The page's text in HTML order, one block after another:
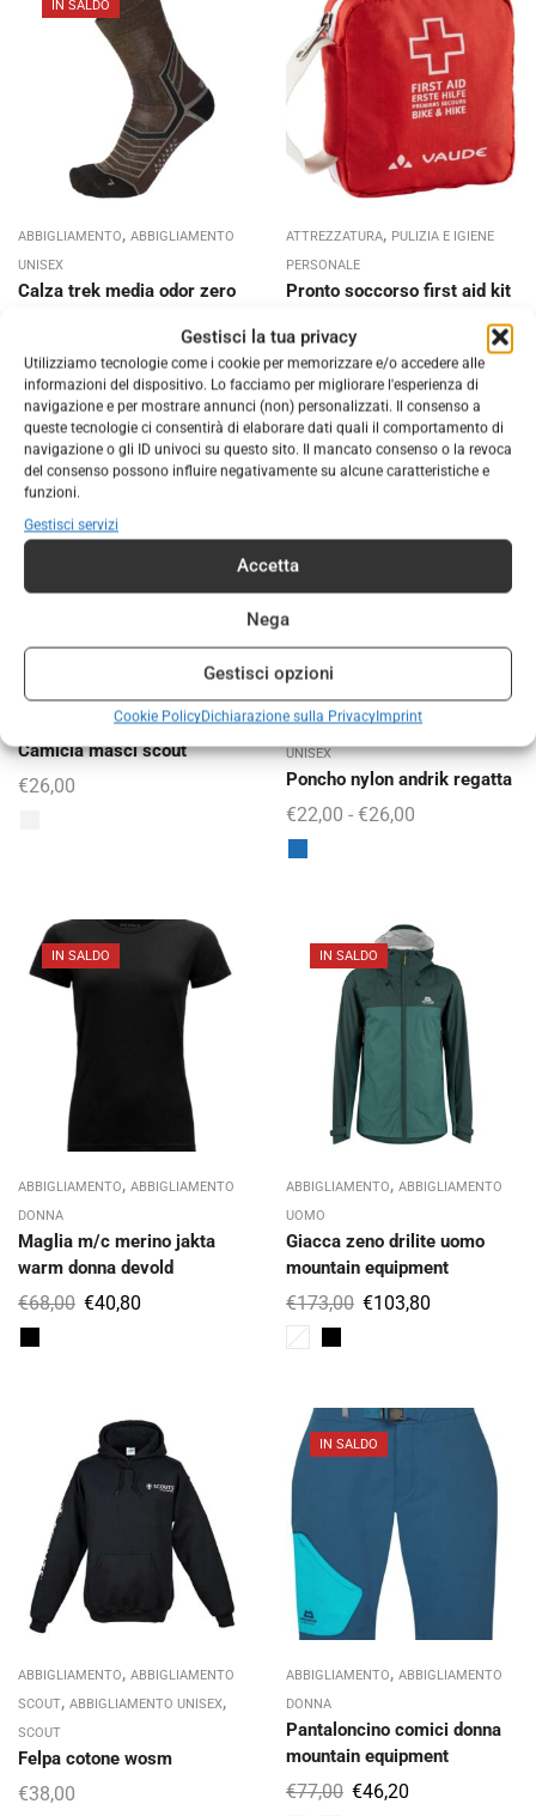
Gestisci la tua privacy
Utilizziamo tecnologie come i cookie per memorizzare e/o accedere alle
informazioni del dispositivo. Lo facciamo per migliorare l'esperienza di
navigazione e per mostrare annunci (non) personalizzati. Il consenso a
queste tecnologie ci consentirà di elaborare dati quali il comportamento di
navigazione o gli ID univoci su questo sito. Il mancato consenso o la revoca
del consenso possono influire negativamente su alcune caratteristiche e
funzioni.
Gestisci servizi
Accetta
Nega
Gestisci opzioni
Cookie PolicyDichiarazione sulla PrivacyImprint
IN SALDO
ABBIGLIAMENTO, ABBIGLIAMENTO
UNISEX
Calza trek media odor zero
€21,90 13,15
ATTREZZATURA, PULIZIA E IGIENE
PERSONALE
Pronto soccorso first aid kit
29,00 - 37,00
UNIFORME MASCI
Camicia masci scout
€26,00
ABBIGLIAMENTO,ABBIGLIAMENTO
UNISEX
Poncho nylon andrik regatta
€22,00 - €26,00
IN SALDO
ABBIGLIAMENTO, ABBIGLIAMENTO
DONNA
Maglia m/c merino jakta
warm donna devold
€68,00 €40,80
IN SALDO
ABBIGLIAMENTO, ABBIGLIAMENTO
UOMO
Giacca zeno drilite uomo
mountain equipment
€173,00 €103,80
ABBIGLIAMENTO, ABBIGLIAMENTO
SCOUT, ABBIGLIAMENTO UNISEX,
SCOUT
Felpa cotone wosm
€38,00
IN SALDO
ABBIGLIAMENTO, ABBIGLIAMENTO
DONNA
Pantaloncino comici donna
mountain equipment
€77,00 €46,20